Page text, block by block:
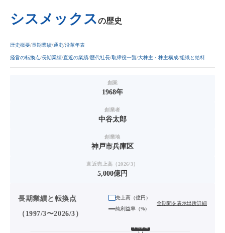
シスメックスの歴史
歴史概要 長期業績 通史 沿革年表
経営の転換点 長期業績 直近の業績 歴代社長 取締役一覧 大株主・株主構成 組織と給料
創業
1968年
創業者
中谷太郎
創業地
神戸市兵庫区
直近売上高（2026/3）
5,000億円
長期業績と転換点
（1997/3〜2026/3）
売上高（億円）
純利益率（%）
全期間を表示出所詳細